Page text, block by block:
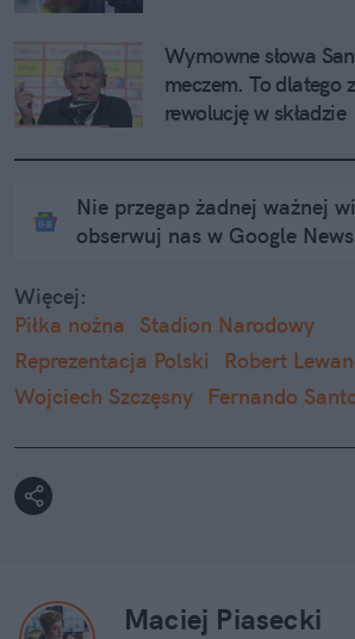
Wymowne słowa
meczem. To dlatego
rewolucję w składzie
Nie przegap żadnej ważnej
obserwuj nas w Google
Więcej:
Piłka nożna
Stadion Narodowy
Reprezentacja Polski
Robert
Wojciech Szczęsny
Fernando
Maciej Piasecki